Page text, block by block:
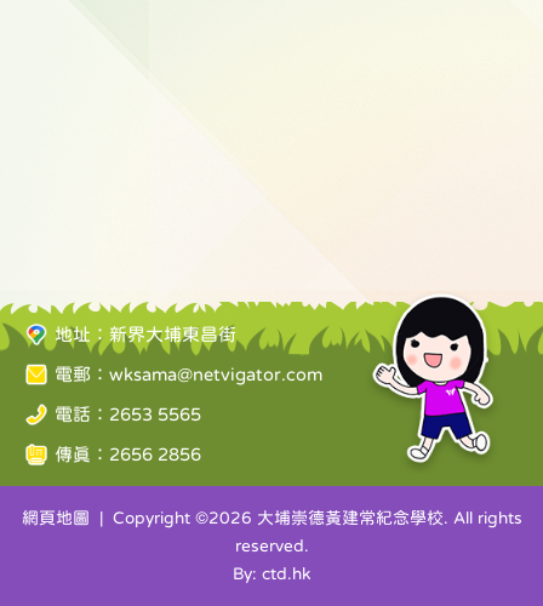
地址：新界大埔東昌街
電郵： wksama@netvigator.com
電話：2653 5565
傳真：2656 2856
網頁地圖 | Copyright ©2026 大埔崇德黃建常紀念學校. All rights
reserved.
By: ctd.hk